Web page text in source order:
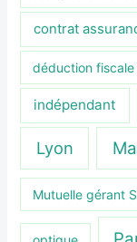
contrat
déduction fiscale
indépendant
Lyon
Mutuelle gérant